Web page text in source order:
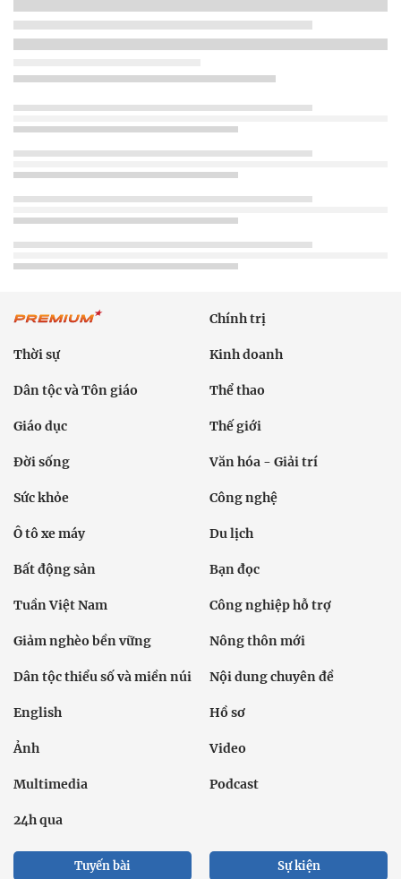
Chính trị
Thời sự Kinh doanh
Dân tộc và Tôn giáo Thể thao
Giáo dục Thế giới
Đời sống Văn hóa - Giải trí
Sức khỏe Công nghệ
Ô tô xe máy Du lịch
Bất động sản Bạn đọc
Tuần Việt Nam Công nghiệp hỗ trợ
Giảm nghèo bền vững Nông thôn mới
Dân tộc thiểu số và miền núi Nội dung chuyên đề
English Hồ sơ
Ảnh Video
Multimedia Podcast
24h qua
Tuyến bài Sự kiện